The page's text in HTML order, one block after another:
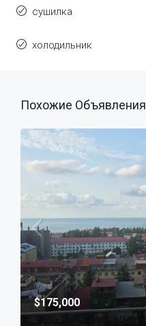
сушилка
холодильник
Похожие Объявления
$175,000